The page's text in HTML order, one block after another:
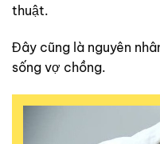
thuật.
Đây cũng là nguyên
sống vợ chồng.